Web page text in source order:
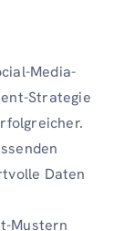
Media-
Strategie
Daten
Mustern